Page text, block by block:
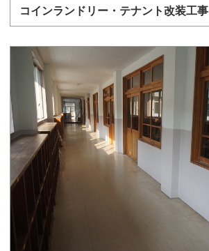
コインランドリー・テナント改装工事
詳しく見る